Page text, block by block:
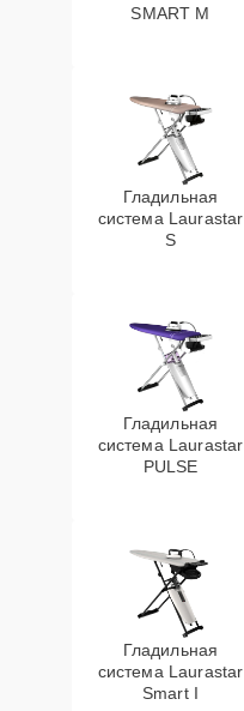
SMART M
Гладильная
система Laurastar
S
Гладильная
система Laurastar
PULSE
Гладильная
система Laurastar
Smart I